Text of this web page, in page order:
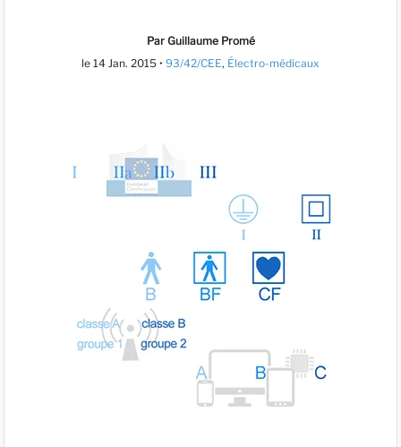
Par Guillaume Promé
le 14 Jan. 2015 • 93/42/CEE, Électro-médicaux